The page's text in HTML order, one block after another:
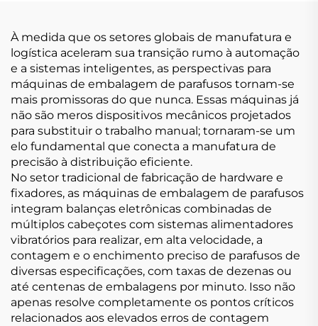
À medida que os setores globais de manufatura e
logística aceleram sua transição rumo à automação
e a sistemas inteligentes, as perspectivas para
máquinas de embalagem de parafusos tornam-se
mais promissoras do que nunca. Essas máquinas já
não são meros dispositivos mecânicos projetados
para substituir o trabalho manual; tornaram-se um
elo fundamental que conecta a manufatura de
precisão à distribuição eficiente.
No setor tradicional de fabricação de hardware e
fixadores, as máquinas de embalagem de parafusos
integram balanças eletrônicas combinadas de
múltiplos cabeçotes com sistemas alimentadores
vibratórios para realizar, em alta velocidade, a
contagem e o enchimento preciso de parafusos de
diversas especificações, com taxas de dezenas ou
até centenas de embalagens por minuto. Isso não
apenas resolve completamente os pontos críticos
relacionados aos elevados erros de contagem